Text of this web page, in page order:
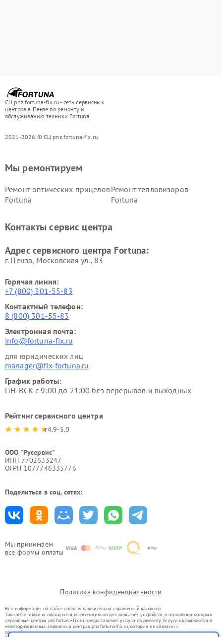
СЦ pnz.fortuna-fix.ru - сеть сервисных
центров в Пензе по ремонту и
обслуживанию техники Fortuna
2021-2026 © СЦ pnz.fortuna-fix.ru
Мы принимаем
все формы оплаты
Мы ремонтируем
Ремонт оптических прицелов
Fortuna
Ремонт тепловизоров
Fortuna
Контакты сервис центра
Адрес сервисного центра Fortuna:
г. Пенза, Московская ул., 83
Горячая линия:
+7 (800) 301-55-83
Контактный телефон:
8 (800) 301-55-83
Электронная почта:
info@fortuna-fix.ru
для юридических лиц
manager@fix-fortuna.ru
График работы:
ПН-ВСК с 9:00 до 21:00 без перерывов и выходных
Рейтинг сервисного центра
4.9-5.0
ООО "Русервис"
ИНН 7702633247
ОГРН 1077746335776
Поделиться в соц. сетях:
Политика конфиденциальности
Вся информация на сайте носит исключительно справочный характер.
Товарные знаки используются исключительно для описания устройств, в отношении которых
сервисные центры pnz.fortuna-fix.ru предоставляют услуги по ремонту. Услуги оказываются в
неавторизованных сервисных центрах pnz.fortuna-fix.ru, которые не связаны с
правообладателями товарных знаков или их официальными представителями.